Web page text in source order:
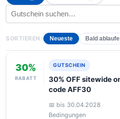
SORTIEREN: Neueste Bald
30%
RABATT
GUTSCHEIN
30% OFF sitewide
code AFF30
📅 bis 30.04.2028
Bedingungen